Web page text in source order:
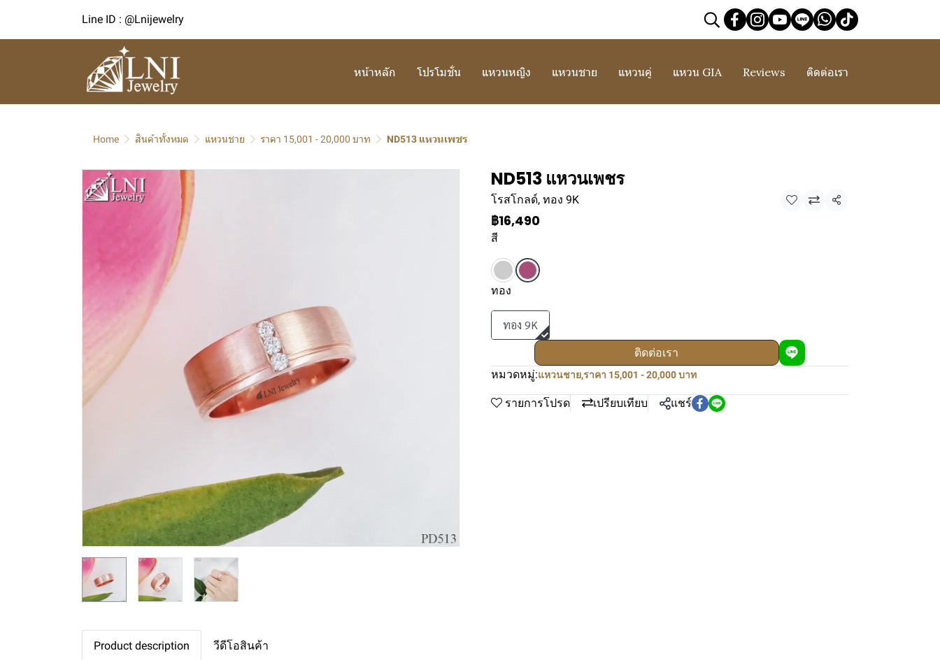
Line ID : @Lnijewelry
หน้าหลัก โปรโมชั่น แหวนหญิง แหวนชาย แหวนคู่ แหวน GIA Reviews ติดต่อเรา
Home สินค้าทั้งหมด แหวนชาย ราคา 15,001 - 20,000 บาท ND513 แหวนเพชร
ND513 แหวนเพชร
โรสโกลด์, ทอง 9K แชร์
฿16,490
สี
ทอง
ทอง 9K
ติดต่อเรา
หมวดหมู่:แหวนชาย,ราคา 15,001 - 20,000 บาท
รายการโปรด เปรียบเทียบ แชร์
Product description วีดีโอสินค้า